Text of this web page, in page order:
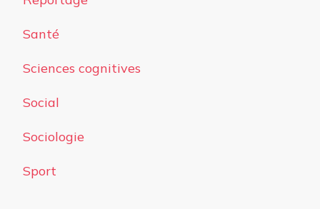
Santé
Sciences cognitives
Social
Sociologie
Sport